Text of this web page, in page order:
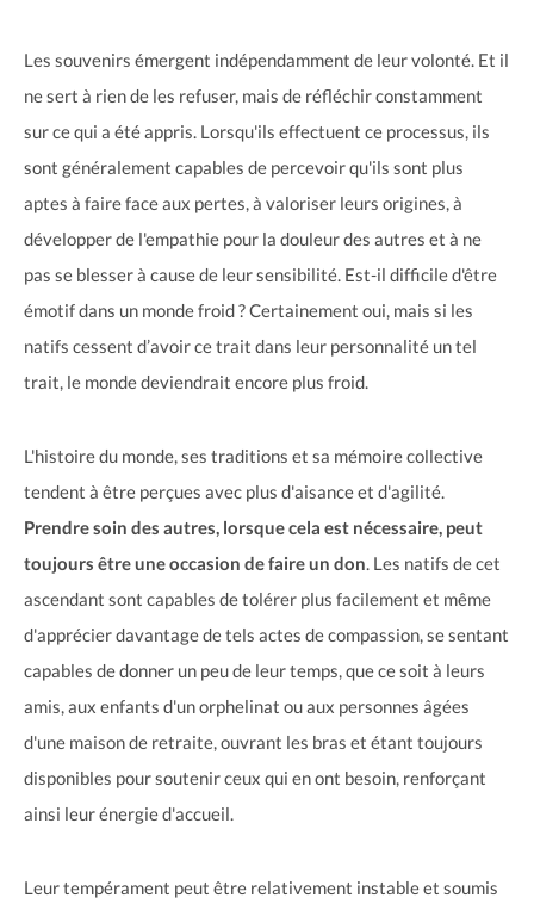
Les souvenirs émergent indépendamment de leur volonté. Et il
ne sert à rien de les refuser, mais de réfléchir constamment
sur ce qui a été appris. Lorsqu'ils effectuent ce processus, ils
sont généralement capables de percevoir qu'ils sont plus
aptes à faire face aux pertes, à valoriser leurs origines, à
développer de l'empathie pour la douleur des autres et à ne
pas se blesser à cause de leur sensibilité. Est-il difficile d'être
émotif dans un monde froid ? Certainement oui, mais si les
natifs cessent d’avoir ce trait dans leur personnalité un tel
trait, le monde deviendrait encore plus froid.
L'histoire du monde, ses traditions et sa mémoire collective
tendent à être perçues avec plus d'aisance et d'agilité.
Prendre soin des autres, lorsque cela est nécessaire, peut
toujours être une occasion de faire un don. Les natifs de cet
ascendant sont capables de tolérer plus facilement et même
d'apprécier davantage de tels actes de compassion, se sentant
capables de donner un peu de leur temps, que ce soit à leurs
amis, aux enfants d'un orphelinat ou aux personnes âgées
d'une maison de retraite, ouvrant les bras et étant toujours
disponibles pour soutenir ceux qui en ont besoin, renforçant
ainsi leur énergie d'accueil.
Leur tempérament peut être relativement instable et soumis